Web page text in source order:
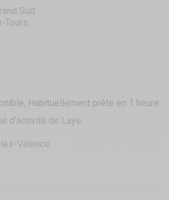
Sud
Tours
Habituellement prête en 1 heure
d'activité de Laye
Valence